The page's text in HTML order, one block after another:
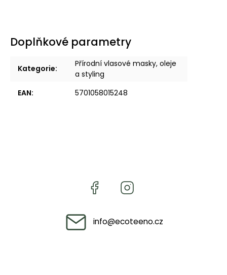
Doplňkové parametry
Kategorie:
Přírodní vlasové masky, oleje
a styling
EAN: 5701058015248
info@ecoteeno.cz